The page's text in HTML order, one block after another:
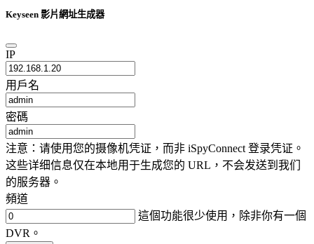
Keyseen 影片網址生成器
IP
用戶名
密碼
注意：请使用您的摄像机凭证，而非 iSpyConnect 登录凭证。
这些详细信息仅在本地用于生成您的 URL，不会发送到我们
的服务器。
頻道
這個功能很少使用，除非你有一個
DVR。